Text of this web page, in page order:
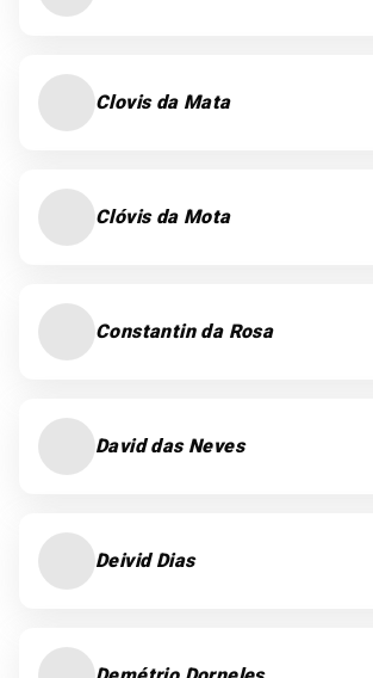
Clovis da Mata
Clóvis da Mota
Constantin da Rosa
David das Neves
Deivid Dias